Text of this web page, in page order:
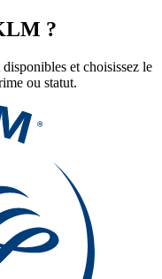
?
et choisissez le
ou statut.